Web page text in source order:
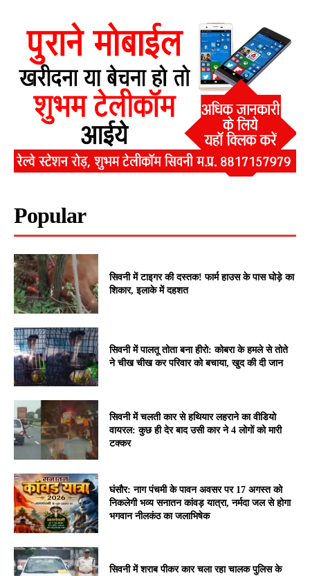
Popular
सिवनी में टाइगर की दस्तक! फार्म हाउस के पास घोड़े का
शिकार, इलाके में दहशत
सिवनी में पालतू तोता बना हीरो: कोबरा के हमले से तोते
ने चीख चीख कर परिवार को बचाया, खुद की दी जान
सिवनी में चलती कार से हथियार लहराने का वीडियो
वायरल: कुछ ही देर बाद उसी कार ने 4 लोगों को मारी
टक्कर
घंसौर: नाग पंचमी के पावन अवसर पर 17 अगस्त को
निकलेगी भव्य सनातन कांवड़ यात्रा, नर्मदा जल से होगा
भगवान नीलकंठ का जलाभिषेक
सिवनी में शराब पीकर कार चला रहा चालक पुलिस के